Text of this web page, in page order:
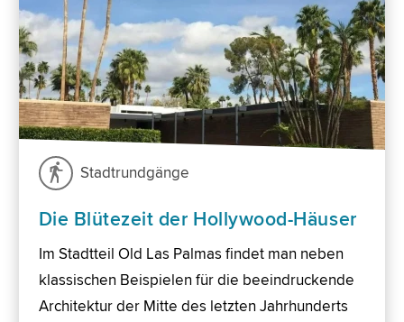
Stadtrundgänge
Die Blütezeit der Hollywood-Häuser
Im Stadtteil Old Las Palmas findet man neben
klassischen Beispielen für die beeindruckende
Architektur der Mitte des letzten Jahrhunderts